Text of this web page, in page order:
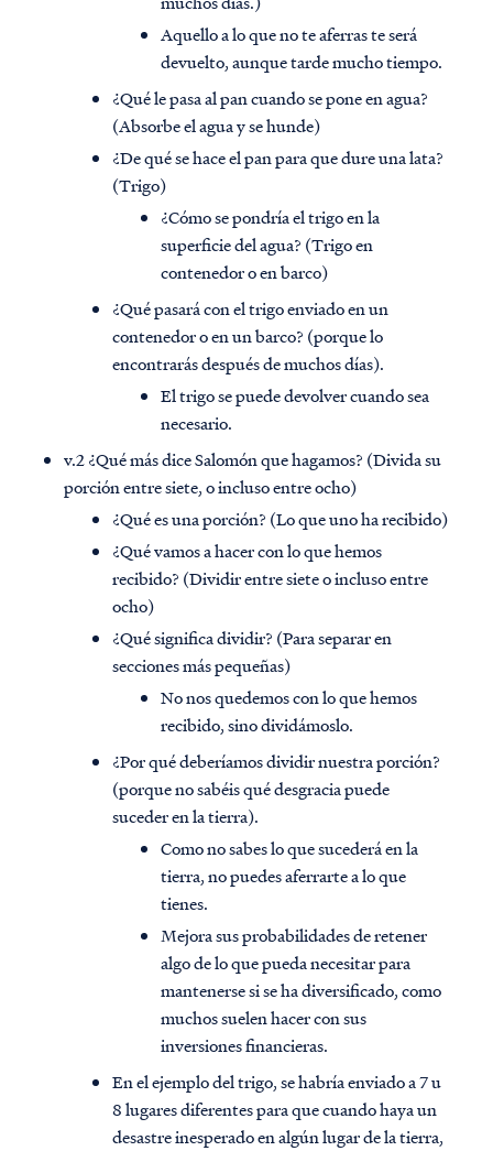
Aquello a lo que no te aferras te será
devuelto, aunque tarde mucho tiempo.
¿Qué le pasa al pan cuando se pone en agua?
(Absorbe el agua y se hunde)
¿De qué se hace el pan para que dure una lata?
(Trigo)
¿Cómo se pondría el trigo en la
superficie del agua? (Trigo en
contenedor o en barco)
¿Qué pasará con el trigo enviado en un
contenedor o en un barco? (porque lo
encontrarás después de muchos días).
El trigo se puede devolver cuando sea
necesario.
v.2 ¿Qué más dice Salomón que hagamos? (Divida su
porción entre siete, o incluso entre ocho)
¿Qué es una porción? (Lo que uno ha recibido)
¿Qué vamos a hacer con lo que hemos
recibido? (Dividir entre siete o incluso entre
ocho)
¿Qué significa dividir? (Para separar en
secciones más pequeñas)
No nos quedemos con lo que hemos
recibido, sino dividámoslo.
¿Por qué deberíamos dividir nuestra porción?
(porque no sabéis qué desgracia puede
suceder en la tierra).
Como no sabes lo que sucederá en la
tierra, no puedes aferrarte a lo que
tienes.
Mejora sus probabilidades de retener
algo de lo que pueda necesitar para
mantenerse si se ha diversificado, como
muchos suelen hacer con sus
inversiones financieras.
En el ejemplo del trigo, se habría enviado a 7 u
8 lugares diferentes para que cuando haya un
desastre inesperado en algún lugar de la tierra,